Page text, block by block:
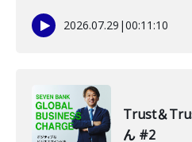
2026.07.29 |00:11:10
Trust＆
ん #2